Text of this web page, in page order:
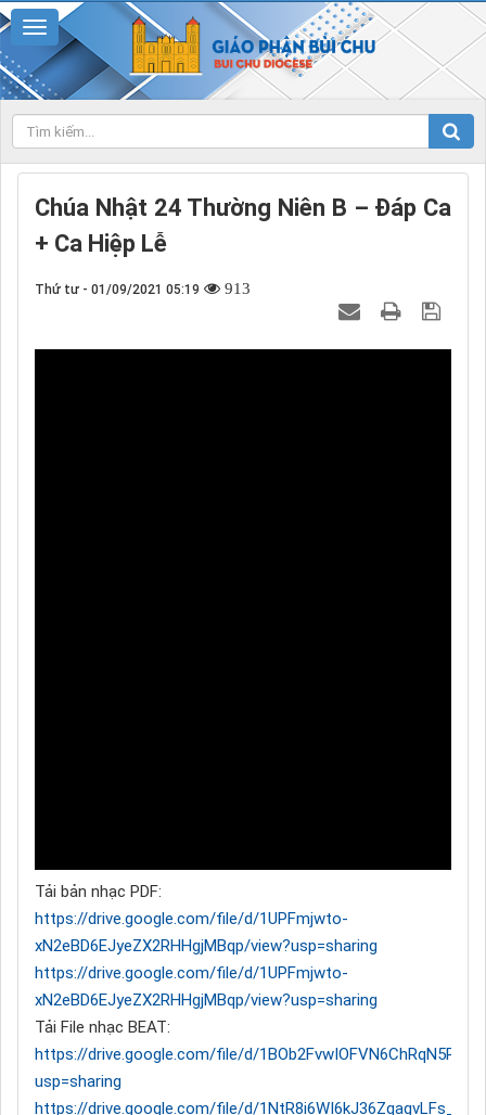
Chúa Nhật 24 Thường Niên B – Đáp Ca
+ Ca Hiệp Lễ
Thứ tư - 01/09/2021 05:19 913
Tải bản nhạc PDF:
https://drive.google.com/file/d/1UPFmjwto-
xN2eBD6EJyeZX2RHHgjMBqp/view?usp=sharing
https://drive.google.com/file/d/1UPFmjwto-
xN2eBD6EJyeZX2RHHgjMBqp/view?usp=sharing
Tải File nhạc BEAT:
https://drive.google.com/file/d/
usp=sharing
https://drive.google.com/file/d/